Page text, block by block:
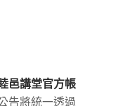
睦邑講堂官方帳
告將統一透過